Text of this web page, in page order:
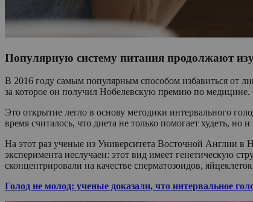
Популярную систему питания продолжают
В 2016 году самым популярным способом избавиться от
за которое он получил Нобелевскую премию по медицине.
Это открытие легло в основу методики интервального
время считалось, что диета не только помогает худеть,
На этот раз ученые из Университета Восточной Англии в
эксперимента неслучаен: этот вид имеет генетическую
сконцентрировали на качестве сперматозоидов,
Голод не молод: ученые доказали, что интервальное